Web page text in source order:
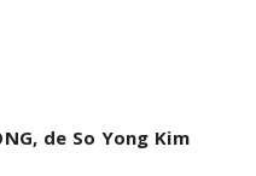
de So Yong Kim